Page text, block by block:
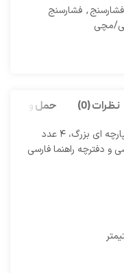
فشارسنج, فشارسنج
مچی
نظرات (0) حمل و نقل
: کیف حمل دستگاه، کاف پارچه ای بزرگ، ۴ عدد
و دفترچه راهنما فارسی